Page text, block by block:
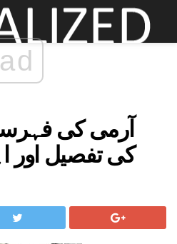
ad
آرمی کی
کی تفصیل اور